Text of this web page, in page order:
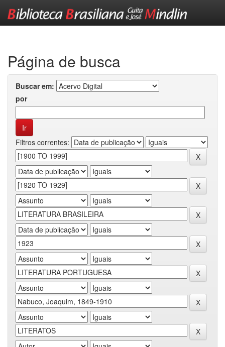
Página de busca
Buscar em:
por
Filtros correntes: